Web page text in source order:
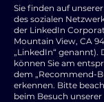
Sie finden auf
des sozialen
der LinkedIn
Mountain View, CA
„LinkedIn“ genannt).
können Sie am
dem „Recommend-
erkennen. Bitte
beim Besuch